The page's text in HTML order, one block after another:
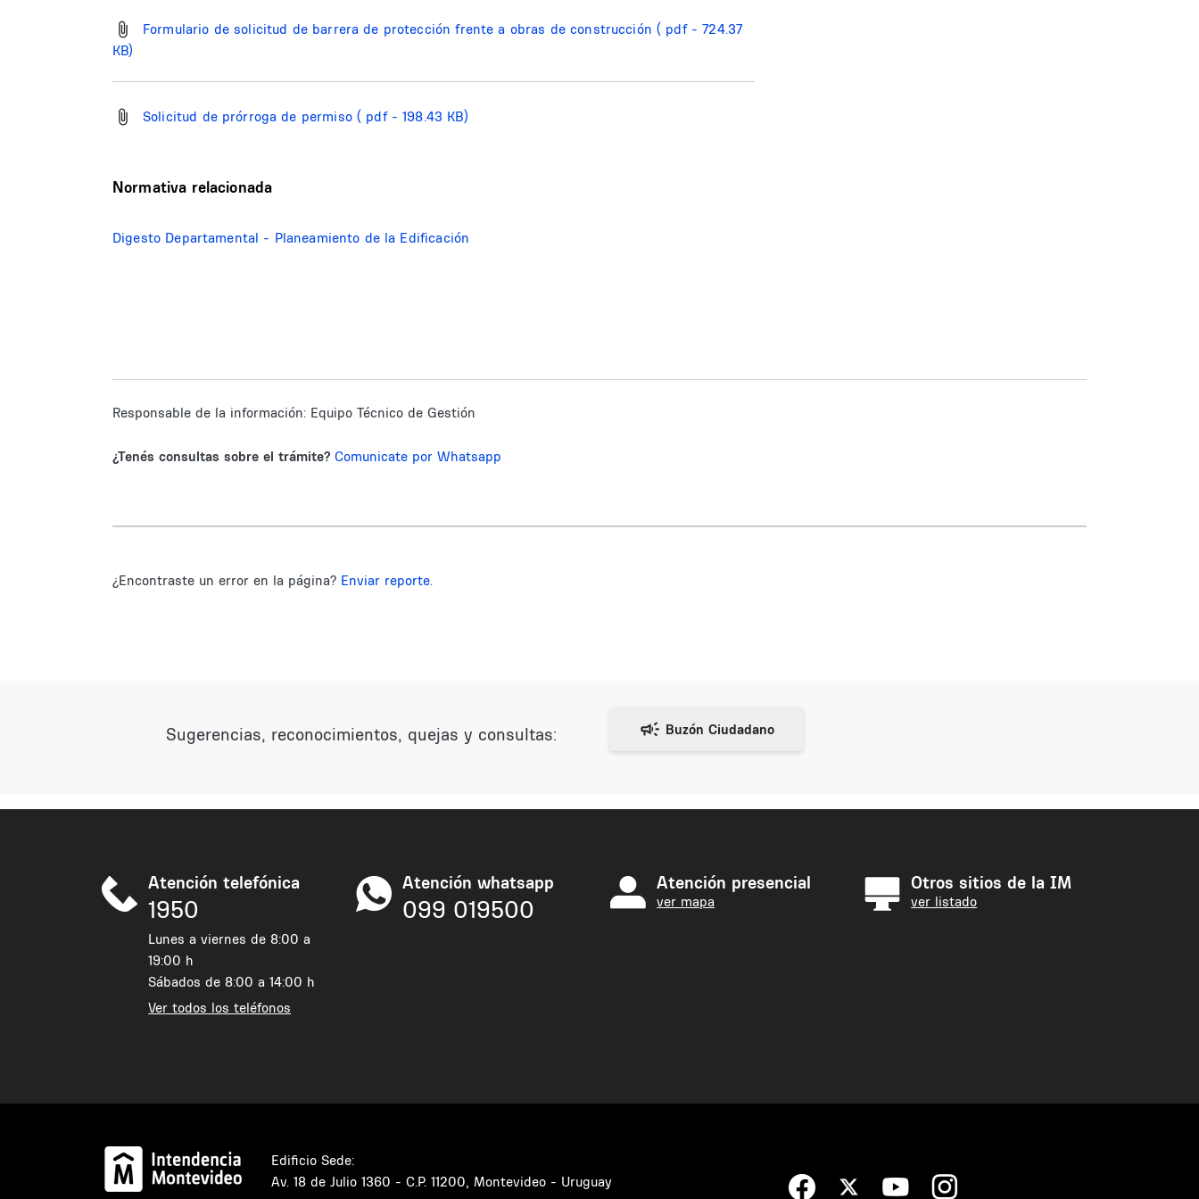
Formulario de solicitud de barrera de protección frente a obras de construcción ( pdf - 724.37
KB)
Solicitud de prórroga de permiso ( pdf - 198.43 KB)
Normativa relacionada
Digesto Departamental - Planeamiento de la Edificación
Responsable de la información: Equipo Técnico de Gestión
¿Tenés consultas sobre el trámite? Comunicate por Whatsapp
¿Encontraste un error en la página? Enviar reporte.
Sugerencias, reconocimientos, quejas y consultas:
Atención telefónica
1950
Lunes a viernes de 8:00 a
19:00 h
Sábados de 8:00 a 14:00 h
Ver todos los teléfonos
Atención whatsapp
099 019500
Atención presencial
ver mapa
Otros sitios de la IM
ver listado
Edificio Sede:
Av. 18 de Julio 1360 - C.P. 11200, Montevideo - Uruguay